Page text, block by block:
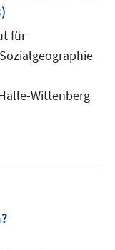
für
Wittenberg